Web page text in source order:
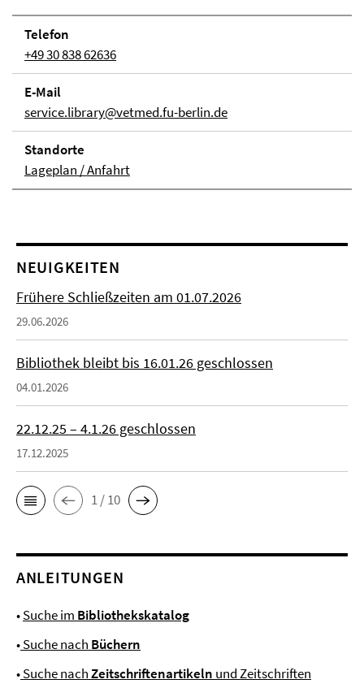
Telefon
+49 30 838 62636
E-Mail
service.library@vetmed.fu-berlin.de
Stand­orte
Lageplan / Anfahrt
NEUIGKEITEN
Frühere Schließzeiten am 01.07.2026
29.06.2026
Bibliothek bleibt bis 16.01.26 geschlossen
04.01.2026
22.12.25 – 4.1.26 geschlossen
17.12.2025
1 / 10
ANLEITUNGEN
•Suche im Bibliothekskatalog
•Suche nach Büchern
•Suche nachZeitschriftenartikeln und Zeitschriften